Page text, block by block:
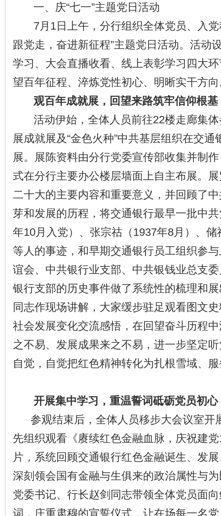
一、庆“七一”主题党日活动
7月1日上午，分行组织全体党员、入党
跟党走，奋进新征程”主题党日活动。活动
学习、大会直播收看、线上表彰学习四大
望百年征程、淬炼党性初心、明晰实干方
观百年成就展，回望来路筑牢信仰根基
活动伊始，全体人员前往22楼走廊集体
展成就展及“金色火种”中共基层组织在交通
展。展陈资料由分行党委宣传部收集并制
式在分行主要办公楼层墙面上自主布展。
二十大的主要内容和重要意义，并回顾了
芽和发展的历程，将交通银行最早一批中
年10月入党）、张宗祜（1937年8月）、
等人的事迹，和早期交通银行员工组织参
谊会、中共银行业支部、中共银钱业总支
银行支部的历史事件做了系统性的梳理和
同志作现场讲解，大家缓步驻足观看图文
社会发展变化交流感悟，在回望奋斗历程
之不易、发展成果来之不易，进一步坚定
自觉，自觉把红色精神转化为扎根雪域、
开展集中学习，重温誓词砥砺党员初心
参观结束后，全体人员移步大会议室开
先组织观看《赓续红色金融血脉，庆祝建
片，系统回顾交通银行红色金融诞生、发
深刻领会国有金融与生俱来的政治属性与
党委书记、行长赵剑同志带领全体党员面
词，庄重肃穆的宣誓仪式，让在场每一名